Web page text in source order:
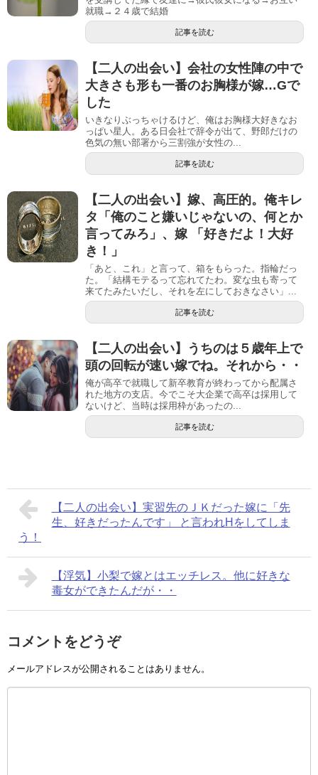
就職→２４歳で結婚
記事を読む
【二人の出会い】会社の女性陣の中で
大きさも形も一番のお胸様が嫁…Gで
した
いきなりぶっちゃけるけど、俺はお胸様大好きなお
っぱい星人。ある日会社で辞令が出て、野郎だけの
色気の無い部署から三割強が女性の...
記事を読む
【二人の出会い】嫁、高圧的。俺キレ
タ「俺のこと嫌いじゃないの、何とか
言ってみろ」、嫁 「好きだよ！大好
き！」
「あと、これ」と言って、箱をもらった。指輪だっ
た。「結構モテるって忘れてたわ。変な虫も寄って
来てたみたいだし、それを左にしておきなさい」...
記事を読む
【二人の出会い】うちのは５歳年上で
頭の回転が速い嫁でね。それから・・
俺が高卒で就職して新卒教育が終わってから配属さ
れた地方の支店。今でこそ大企業で高卒は採用して
ないけど、当時は採用枠があったの...
記事を読む
【二人の出会い】実習先のＪＫだった嫁に「先
生、好きだったんです」 と言われHをしてしま
う！
【浮気】小梨で嫁とはエッチレス。他に好きな
毒女ができたんだが・・
コメントをどうぞ
メールアドレスが公開されることはありません。